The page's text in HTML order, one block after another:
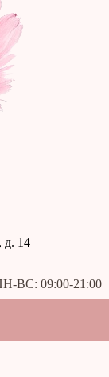
д. 14
ВС: 09:00-21:00